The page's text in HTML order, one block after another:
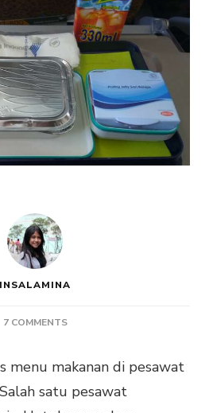
INSALAMINA
7 COMMENTSON
MAKANAN
DI
menu makanan di pesawat
satu pesawat